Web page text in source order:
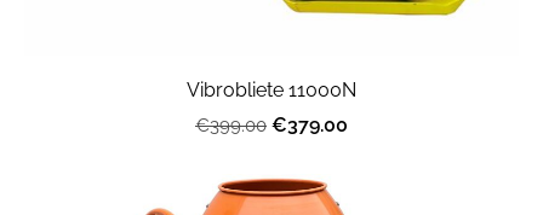
Vibrobliete 11000N
€399.00 €379.00